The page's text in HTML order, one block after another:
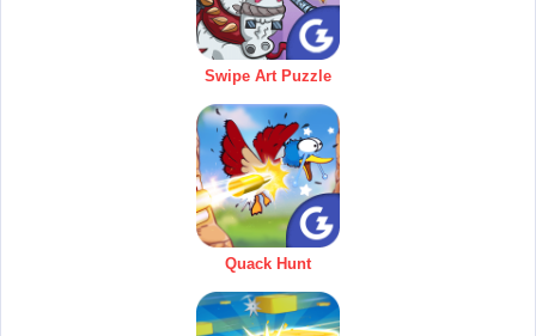
Swipe Art Puzzle
Quack Hunt